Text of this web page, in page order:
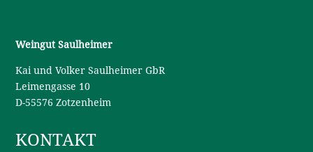
Weingut Saulheimer
Kai und Volker Saulheimer GbR
Leimengasse 10
D-55576 Zotzenheim
KONTAKT